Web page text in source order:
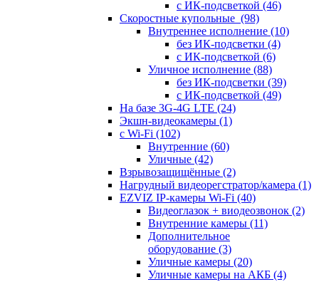
с ИК-подсветкой (46)
Скоростные купольные (98)
Внутреннее исполнение (10)
без ИК-подсветки (4)
с ИК-подсветкой (6)
Уличное исполнение (88)
без ИК-подсветки (39)
с ИК-подсветкой (49)
На базе 3G-4G LTE (24)
Экшн-видеокамеры (1)
с Wi-Fi (102)
Внутренние (60)
Уличные (42)
Взрывозащищённые (2)
Нагрудный видеорегстратор/камера (1)
EZVIZ IP-камеры Wi-Fi (40)
Видеоглазок + виодеозвонок (2)
Внутренние камеры (11)
Дополнительное
оборудование (3)
Уличные камеры (20)
Уличные камеры на АКБ (4)